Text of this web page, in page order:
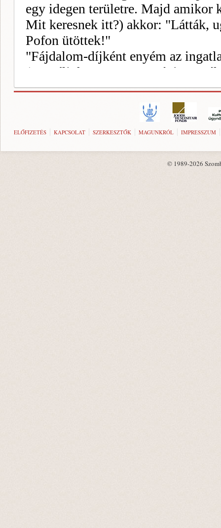
ELŐFIZETÉS KAPCSOLAT SZERKESZTŐK MAGUNKRÓL IMPRESSZUM
© 1989-2026